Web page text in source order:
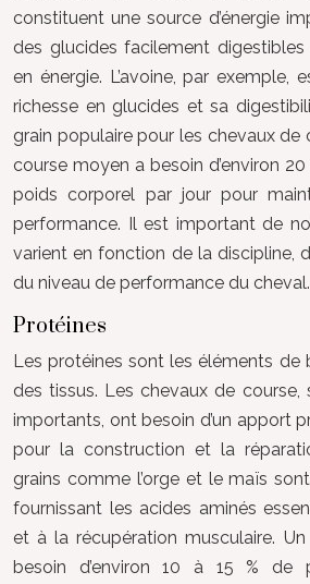
constituent une source d’énergie
des glucides facilement
en énergie. L’avoine, par exemple,
richesse en glucides et sa
grain populaire pour les chevaux de
course moyen a besoin d’environ
poids corporel par jour pour
performance. Il est important de
varient en fonction de la discipline,
du niveau de performance du cheval.
Protéines
Les protéines sont les éléments de
des tissus. Les chevaux de course,
importants, ont besoin d’un apport
pour la construction et la
grains comme l’orge et le maïs
fournissant les acides aminés
et à la récupération musculaire.
besoin d’environ 10 à 15 % de